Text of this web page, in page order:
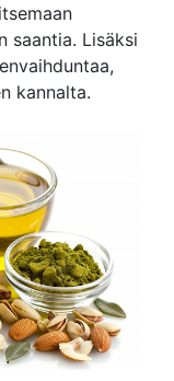
saantia. Lisäksi
kannalta.